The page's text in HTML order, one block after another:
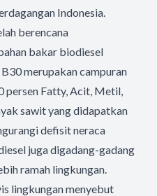
Indonesia.
berencana
bakar biodiesel
merupakan campuran
persen Fatty, Acit, Metil,
sawit yang didapatkan
defisit neraca
juga digadang-gadang
ramah lingkungan.
lingkungan menyebut